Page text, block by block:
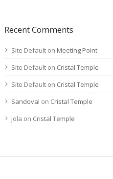
Recent Comments
Site Default on Meeting Point
Site Default on Cristal Temple
Site Default on Cristal Temple
Sandoval on Cristal Temple
Jola on Cristal Temple